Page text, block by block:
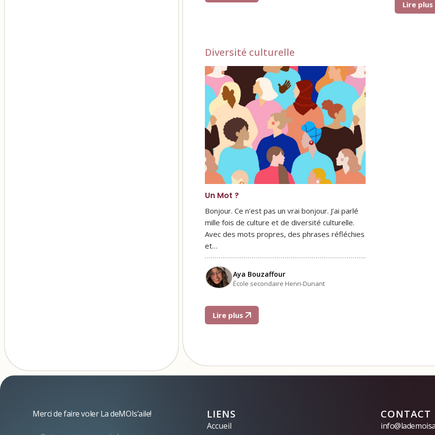
Lire plus
Diversité culturelle
Un Mot ?
Bonjour. Ce n’est pas un vrai bonjour. J’ai parlé
mille fois de culture et de diversité culturelle.
Avec des mots propres, des phrases réfléchies
et…
Aya Bouzaffour
École secondaire Henri-Dunant
Lire plus
Merci de faire voler La deMOIs’aile! LIENS
Accueil
CONTACT